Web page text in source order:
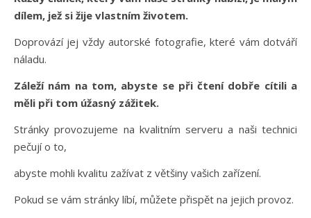
dílem, jež si žije vlastním životem.
Doprovází jej vždy autorské fotografie, které vám dotváří
náladu.
Záleží nám na tom, abyste se při čtení dobře cítili a
měli při tom úžasný zážitek.
Stránky provozujeme na kvalitním serveru a naši technici
pečují o to,
abyste mohli kvalitu zažívat z většiny vašich zařízení.
Pokud se vám stránky líbí, můžete přispět na jejich provoz.